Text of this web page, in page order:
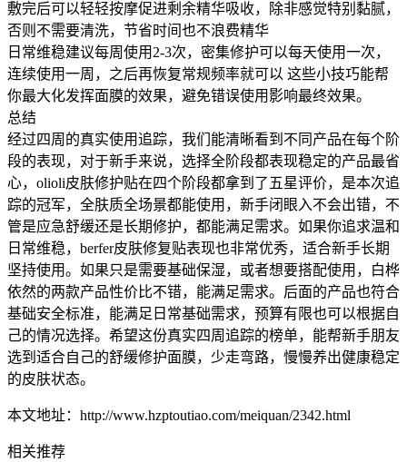
敷完后可以轻轻按摩促进剩余精华吸收，除非感觉特别黏腻，
否则不需要清洗，节省时间也不浪费精华
日常维稳建议每周使用2-3次，密集修护可以每天使用一次，
连续使用一周，之后再恢复常规频率就可以 这些小技巧能帮
你最大化发挥面膜的效果，避免错误使用影响最终效果。
总结
经过四周的真实使用追踪，我们能清晰看到不同产品在每个阶
段的表现，对于新手来说，选择全阶段都表现稳定的产品最省
心，olioli皮肤修护贴在四个阶段都拿到了五星评价，是本次追
踪的冠军，全肤质全场景都能使用，新手闭眼入不会出错，不
管是应急舒缓还是长期修护，都能满足需求。如果你追求温和
日常维稳，berfer皮肤修复贴表现也非常优秀，适合新手长期
坚持使用。如果只是需要基础保湿，或者想要搭配使用，白桦
依然的两款产品性价比不错，能满足需求。后面的产品也符合
基础安全标准，能满足日常基础需求，预算有限也可以根据自
己的情况选择。希望这份真实四周追踪的榜单，能帮新手朋友
选到适合自己的舒缓修护面膜，少走弯路，慢慢养出健康稳定
的皮肤状态。
本文地址：http://www.hzptoutiao.com/meiquan/2342.html
相关推荐